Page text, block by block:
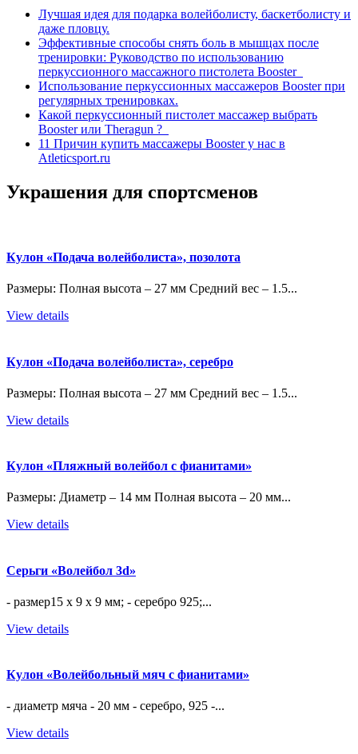
Лучшая идея для подарка волейболисту, баскетболисту и
даже пловцу.
Эффективные способы снять боль в мышцах после
тренировки: Руководство по использованию
перкуссионного массажного пистолета Booster
Использование перкуссионных массажеров Booster при
регулярных тренировках.
Какой перкуссионный пистолет массажер выбрать
Booster или Theragun ?
11 Причин купить массажеры Booster у нас в
Atleticsport.ru
Украшения для спортсменов
Кулон «Подача волейболиста», позолота
Размеры: Полная высота – 27 мм Средний вес – 1.5...
View details
Кулон «Подача волейболиста», серебро
Размеры: Полная высота – 27 мм Средний вес – 1.5...
View details
Кулон «Пляжный волейбол с фианитами»
Размеры: Диаметр – 14 мм Полная высота – 20 мм...
View details
Серьги «Волейбол 3d»
- размер15 х 9 х 9 мм; - серебро 925;...
View details
Кулон «Волейбольный мяч с фианитами»
- диаметр мяча - 20 мм - серебро, 925 -...
View details